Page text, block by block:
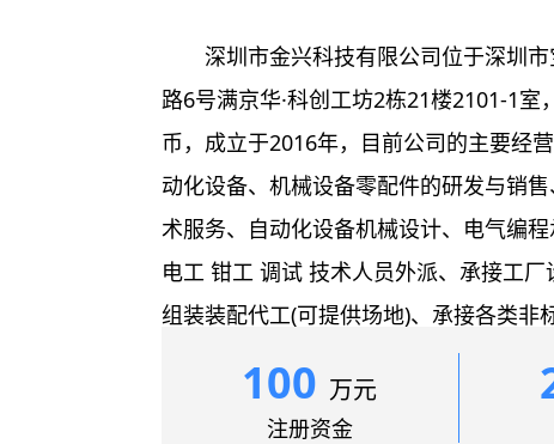
深圳市金兴科技有限公司位于深圳
路6号满京华·科创工坊2栋21楼2101-1室
币，成立于2016年，目前公司的主要经
动化设备、机械设备零配件的研发与销
术服务、自动化设备机械设计、电气编
电工 钳工 调试 技术人员外派、承接工
组装装配代工(可提供场地)、承接各类非
械零件钣金加工、国内进出口贸易、各
商务；国内贸易；货物及技术进出口...
100 万元
注册资金